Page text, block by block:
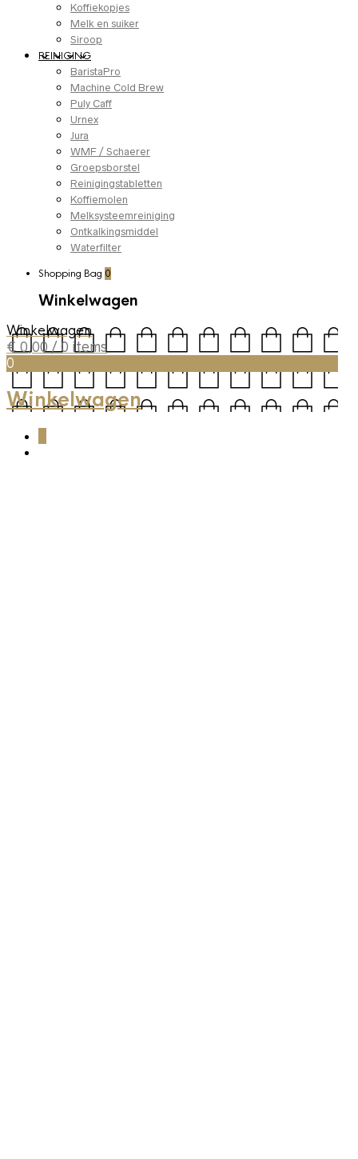
Koffiekopjes
Melk en suiker
Siroop
REINIGING
BaristaPro
Machine Cold Brew
Puly Caff
Urnex
Jura
WMF / Schaerer
Groepsborstel
Reinigingstabletten
Koffiemolen
Melksysteemreiniging
Ontkalkingsmiddel
Waterfilter
Shopping Bag 0
Winkelwagen
Winkelwagen
€ 0,00 / 0 items
0
Winkelwagen